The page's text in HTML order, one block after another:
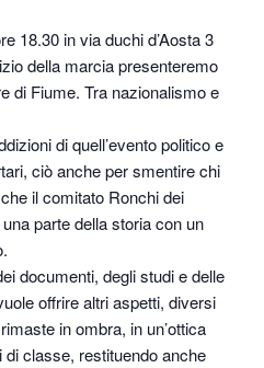
18.30 in via duchi d’Aosta 3
della marcia presenteremo
di Fiume. Tra nazionalismo e
di quell’evento politico e
ciò anche per smentire chi
il comitato Ronchi dei
parte della storia con un
documenti, degli studi e delle
offrire altri aspetti, diversi
in ombra, in un’ottica
di classe, restituendo anche